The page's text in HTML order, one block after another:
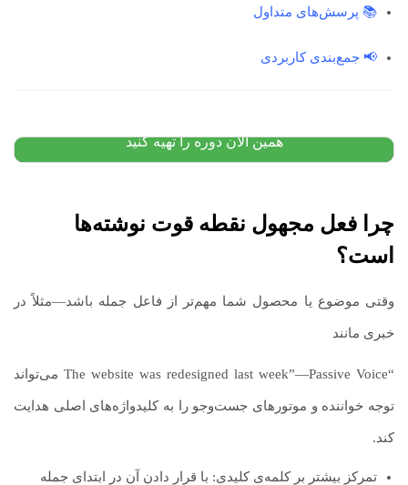
📚 پرسش‌های متداول
📢 جمع‌بندی کاربردی
دوره گرامر پیشرفته انگلیسی
همین الان دوره را تهیه کنید
چرا فعل مجهول نقطه قوت نوشته‌ها
است؟
وقتی موضوع یا محصول شما مهم‌تر از فاعل جمله باشد—مثلاً در
خبری مانند
“The website was redesigned last week”—Passive Voice می‌تواند
توجه خواننده و موتورهای جست‌وجو را به کلیدواژه‌های اصلی هدایت
کند.
تمرکز بیشتر بر کلمه‌ی کلیدی: با قرار دادن آن در ابتدای جمله